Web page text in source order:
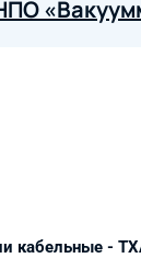
кабельные